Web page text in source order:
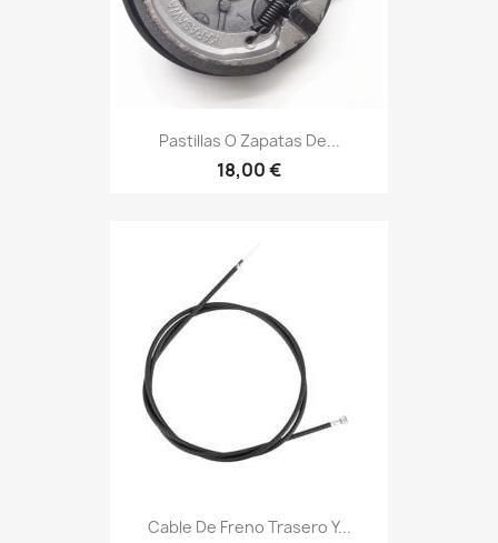
Pastillas O Zapatas De...
18,00 €
Cable De Freno Trasero Y...